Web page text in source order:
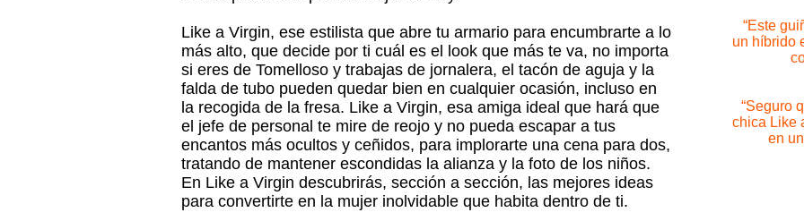
Like a Virgin, ese estilista que abre tu armario para encumbrarte a lo
más alto, que decide por ti cuál es el look que más te va, no importa
si eres de Tomelloso y trabajas de jornalera, el tacón de aguja y la
falda de tubo pueden quedar bien en cualquier ocasión, incluso en
la recogida de la fresa. Like a Virgin, esa amiga ideal que hará que
el jefe de personal te mire de reojo y no pueda escapar a tus
encantos más ocultos y ceñidos, para implorarte una cena para dos,
tratando de mantener escondidas la alianza y la foto de los niños.
En Like a Virgin descubrirás, sección a sección, las mejores ideas
para convertirte en la mujer inolvidable que habita dentro de ti.
“Este
un híbrido
“Seguro
chica Like
en